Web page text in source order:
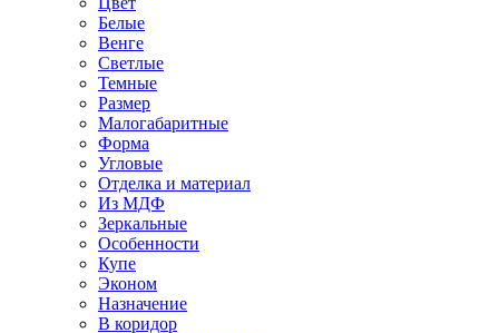
Белые
Венге
Светлые
Темные
Размер
Малогабаритные
Форма
Угловые
Отделка и материал
Из МДФ
Зеркальные
Особенности
Купе
Эконом
Назначение
В коридор